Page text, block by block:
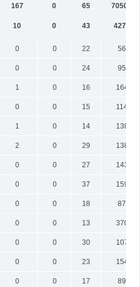
167 0 65 705082
10 0 43 42775
0 0 22
563
0 0 24
953
1 0 16
1640
0 0 15
1149
1 0 14
1381
2 0 29
1382
0 0 27
1431
0 0 37
1599
0 0 18
872
0 0 13
3708
0 0 30
1073
0 0 23
1548
0 0 17
898